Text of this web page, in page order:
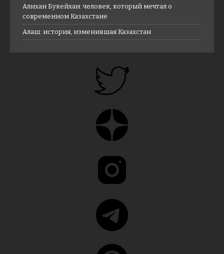
Алихан Букейхан: человек, который мечтал о
современном Казахстане
Алаш: история, изменившая Казахстан